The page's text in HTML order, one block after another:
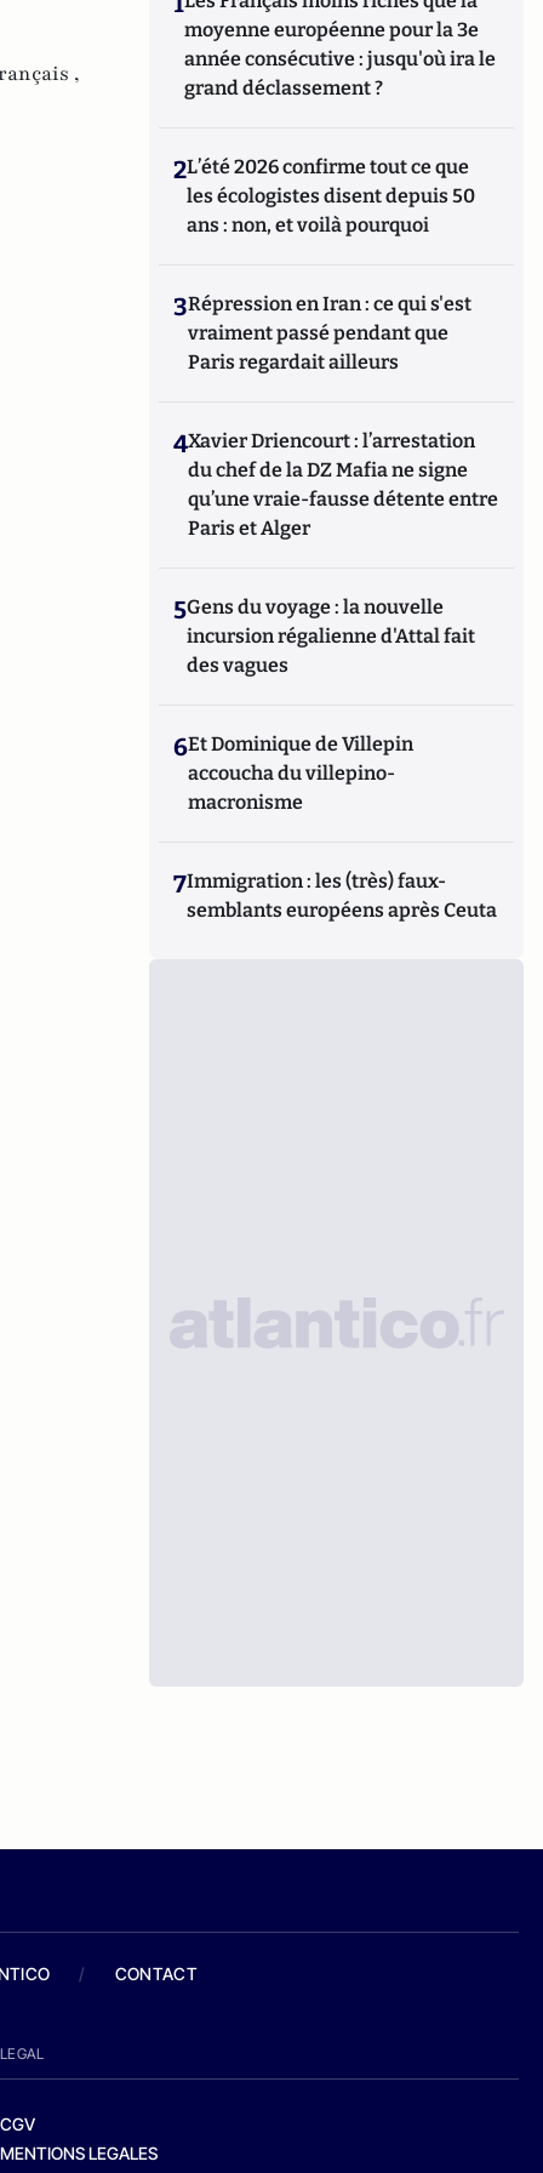
,
moyenne européenne pour la 3e
année consécutive : jusqu'où ira le
grand déclassement ?
2L’été 2026 confirme tout ce que
les écologistes disent depuis 50
ans : non, et voilà pourquoi
3Répression en Iran : ce qui s'est
vraiment passé pendant que
Paris regardait ailleurs
4Xavier Driencourt : l’arrestation
du chef de la DZ Mafia ne signe
qu’une vraie-fausse détente entre
Paris et Alger
5Gens du voyage : la nouvelle
incursion régalienne d'Attal fait
des vagues
6Et Dominique de Villepin
accoucha du villepino-
macronisme
7Immigration : les (très) faux-
semblants européens après Ceuta
/ CONTACT
LEGAL
CGV
MENTIONS LEGALES